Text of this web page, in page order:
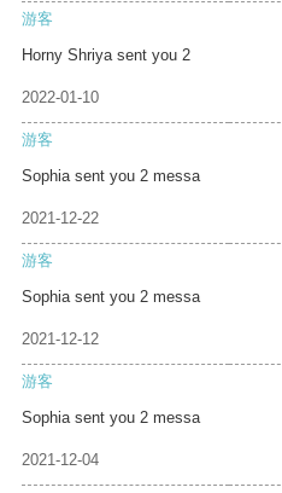
游客
Horny Shriya sent you 2
2022-01-10
游客
Sophia sent you 2 messa
2021-12-22
游客
Sophia sent you 2 messa
2021-12-12
游客
Sophia sent you 2 messa
2021-12-04